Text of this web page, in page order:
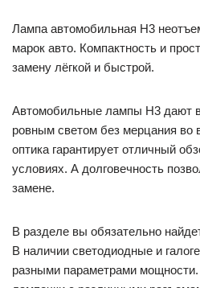
Лампа автомобильная H3
марок авто. Компактность и
замену лёгкой и быстрой.
Автомобильные лампы H3 дают
ровным светом без мерцания во
оптика гарантирует отличный
условиях. А долговечность
замене.
В разделе вы обязательно
В наличии светодиодные и
разными параметрами